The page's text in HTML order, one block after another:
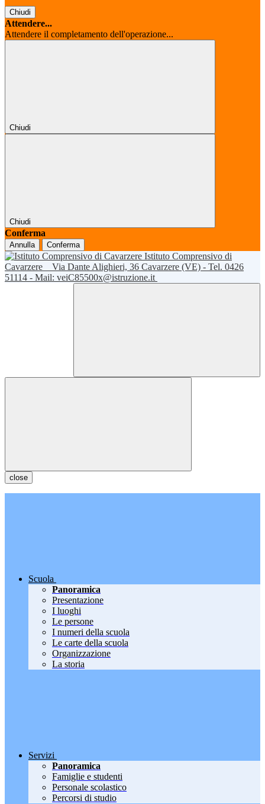
Chiudi
Attendere...
Attendere il completamento dell'operazione...
Chiudi
Chiudi
Conferma
Annulla Conferma
Istituto Comprensivo di
Cavarzere
Via Dante Alighieri, 36 Cavarzere (VE) - Tel. 0426
51114 - Mail: veiC85500x@istruzione.it
close
Scuola
Panoramica
Presentazione
I luoghi
Le persone
I numeri della scuola
Le carte della scuola
Organizzazione
La storia
Servizi
Panoramica
Famiglie e studenti
Personale scolastico
Percorsi di studio